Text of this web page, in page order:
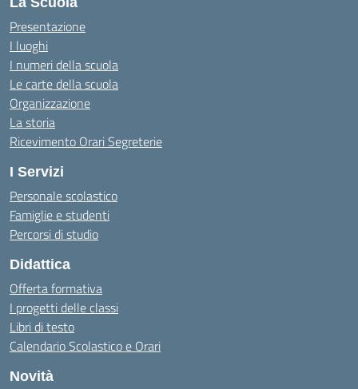
Presentazione
I luoghi
I numeri della scuola
Le carte della scuola
Organizzazione
La storia
Ricevimento Orari Segreterie
I Servizi
Personale scolastico
Famiglie e studenti
Percorsi di studio
Didattica
Offerta formativa
I progetti delle classi
Libri di testo
Calendario Scolastico e Orari
Novità